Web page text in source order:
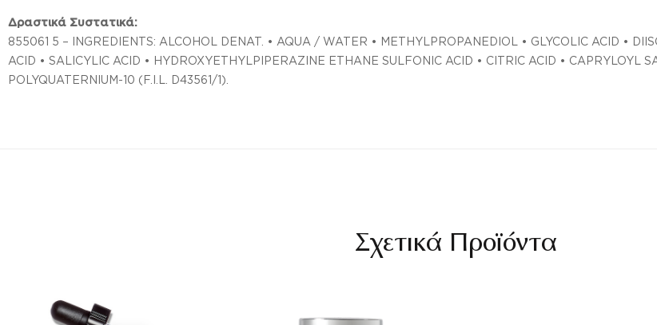
Δραστικά Συστατικά:
855061 5 – INGREDIENTS: ALCOHOL DENAT. • AQUA / WATER • METHYLPROPANEDIOL • GLYCOLIC ACID •
ACID • SALICYLIC ACID • HYDROXYETHYLPIPERAZINE ETHANE SULFONIC ACID • CITRIC ACID • CAPRYLOYL
POLYQUATERNIUM-10 (F.I.L. D43561/1).
Σχετικά Προϊόντα